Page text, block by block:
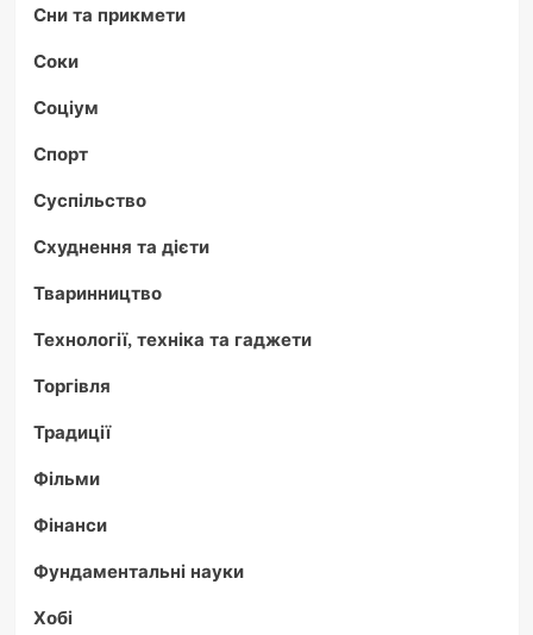
Сни та прикмети
Соки
Соціум
Спорт
Суспільство
Схуднення та дієти
Тваринництво
Технології, техніка та гаджети
Торгівля
Традиції
Фільми
Фінанси
Фундаментальні науки
Хобі